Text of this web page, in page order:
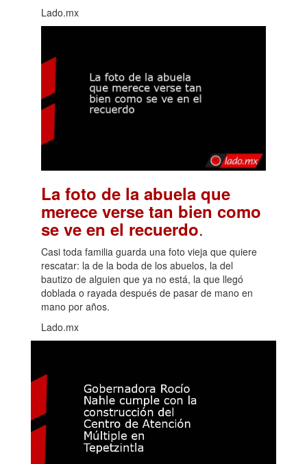
Lado.mx
La foto de la abuela que
merece verse tan bien como
se ve en el recuerdo.
Casi toda familia guarda una foto vieja que quiere
rescatar: la de la boda de los abuelos, la del
bautizo de alguien que ya no está, la que llegó
doblada o rayada después de pasar de mano en
mano por años.
Lado.mx